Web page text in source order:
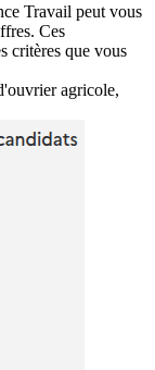
Travail peut vous
Ces
critères que vous
agricole,